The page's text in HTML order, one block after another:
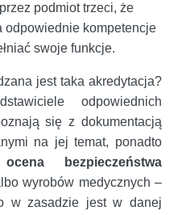
podmiot trzeci, że
odpowiednie kompetencje
swoje funkcje.
jest taka akredytacja?
odpowiednich
się z dokumentacją
na jej temat, ponadto
ocena bezpieczeństwa
wyrobów medycznych –
w zasadzie jest w danej